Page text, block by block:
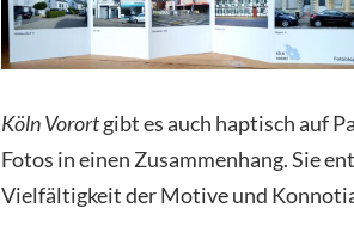
Köln Vorortgibt es auch haptisch auf
Fotos in einen Zusammenhang. Sie
Vielfältigkeit der Motive und